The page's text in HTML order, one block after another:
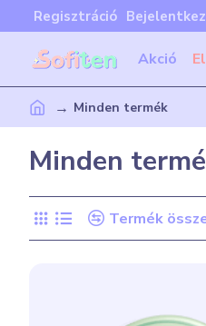
Regisztráció
Akció
Minden termék
Minden
Termék